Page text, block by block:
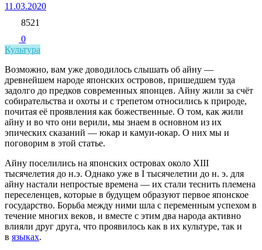
11.03.2020
8521
0
Культура
Возможно, вам уже доводилось слышать об айну —
древнейшем народе японских островов, пришедшем туда
задолго до предков современных японцев. Айну жили за счёт
собирательства и охоты и с трепетом относились к природе,
почитая её проявления как божественные. О том, как жили
айну и во что они верили, мы знаем в основном из их
эпических сказаний — юкар и камуи-юкар. О них мы и
поговорим в этой статье.
Айну поселились на японских островах около XIII
тысячелетия до н.э. Однако уже в I тысячелетии до н. э. для
айну настали непростые времена — их стали теснить племена
переселенцев, которые в будущем образуют первое японское
государство. Борьба между ними шла с переменным успехом в
течение многих веков, и вместе с этим два народа активно
влияли друг друга, что проявилось как в их культуре, так и
в языках.